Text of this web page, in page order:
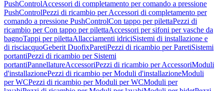
PushControlAccessori di completamento per comando a pressione
PushControlPezzi di ricambio per Accessori di completamento per
comando a pressione PushControlCon tappo per pilettaPezzi di
ricambio per Con tappo per pilettaAccessori per sifoni per vasche da
bagnoTappi per pilettaAllacciamenti idriciSistemi di installazione e
di risciacquoGeberit DuofixParetiPezzi di ricambio per ParetiSistemi
portantiPezzi di ricambio per Sistemi
portantiPannellatureAccessoriPezzi di ricambio per AccessoriModuli
d'installazionePezzi di ricambio per Moduli d'installazioneModuli
per WCPezzi di ricambio per Moduli per WCModuli per